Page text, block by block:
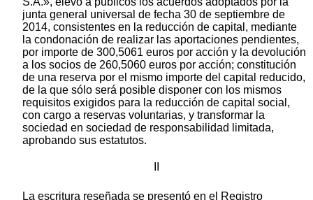
junta general universal de fecha 30 de septiembre de
2014, consistentes en la reducción de capital, mediante
la condonación de realizar las aportaciones pendientes,
por importe de 300,5061 euros por acción y la devolución
a los socios de 260,5060 euros por acción; constitución
de una reserva por el mismo importe del capital reducido,
de la que sólo será posible disponer con los mismos
requisitos exigidos para la reducción de capital social,
con cargo a reservas voluntarias, y transformar la
sociedad en sociedad de responsabilidad limitada,
aprobando sus estatutos.
La escritura reseñada se presentó en el Registro